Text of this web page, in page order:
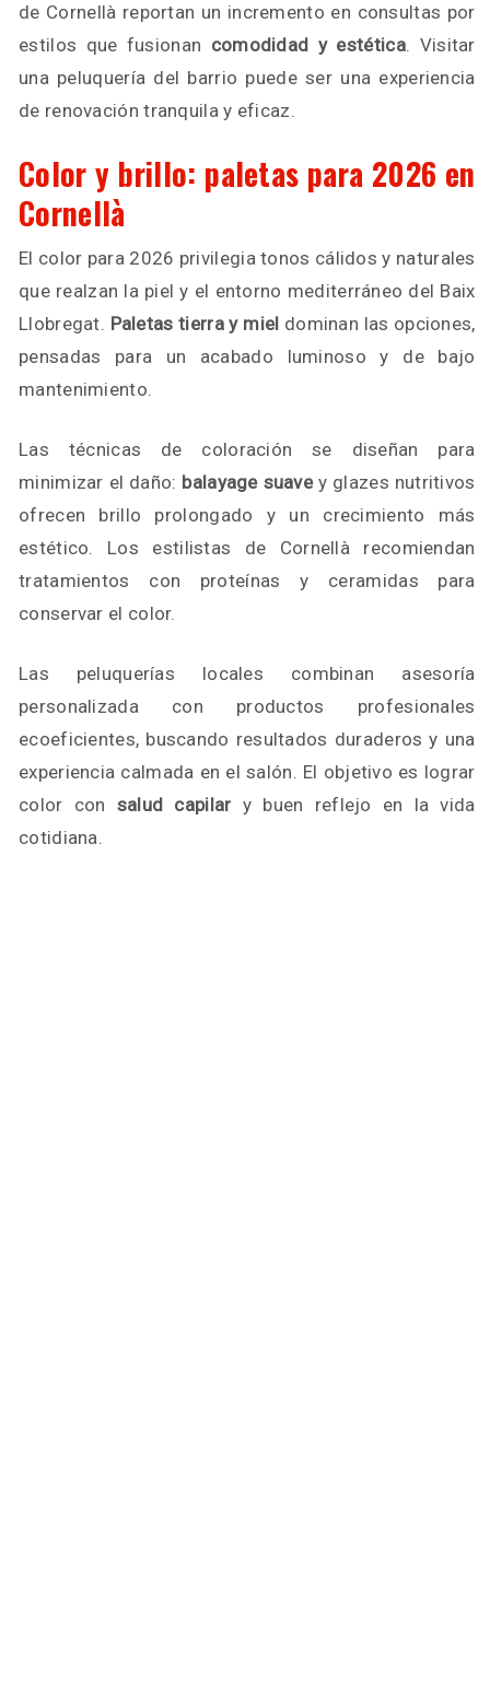
de Cornellà reportan un incremento en consultas por
estilos que fusionan comodidad y estética. Visitar
una peluquería del barrio puede ser una experiencia
de renovación tranquila y eficaz.
Color y brillo: paletas para 2026 en
Cornellà
El color para 2026 privilegia tonos cálidos y naturales
que realzan la piel y el entorno mediterráneo del Baix
Llobregat. Paletas tierra y miel dominan las opciones,
pensadas para un acabado luminoso y de bajo
mantenimiento.
Las técnicas de coloración se diseñan para
minimizar el daño: balayage suavey glazes nutritivos
ofrecen brillo prolongado y un crecimiento más
estético. Los estilistas de Cornellà recomiendan
tratamientos con proteínas y ceramidas para
conservar el color.
Las peluquerías locales combinan asesoría
personalizada con productos profesionales
ecoeficientes, buscando resultados duraderos y una
experiencia calmada en el salón. El objetivo es lograr
color con salud capilar y buen reflejo en la vida
cotidiana.